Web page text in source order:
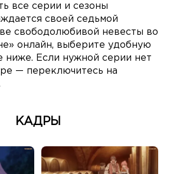
все серии и сезоны
своей седьмой
свободолюбивой невесты во
онлайн, выберите удобную
ниже. Если нужной серии нет
— переключитесь на
КАДРЫ